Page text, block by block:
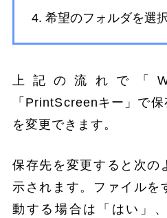
希望のフォルダを選択
上記の流れで「
「PrintScreenキー」で
を変更できます。
保存先を変更すると次の
示されます。ファイルを
動する場合は「はい」